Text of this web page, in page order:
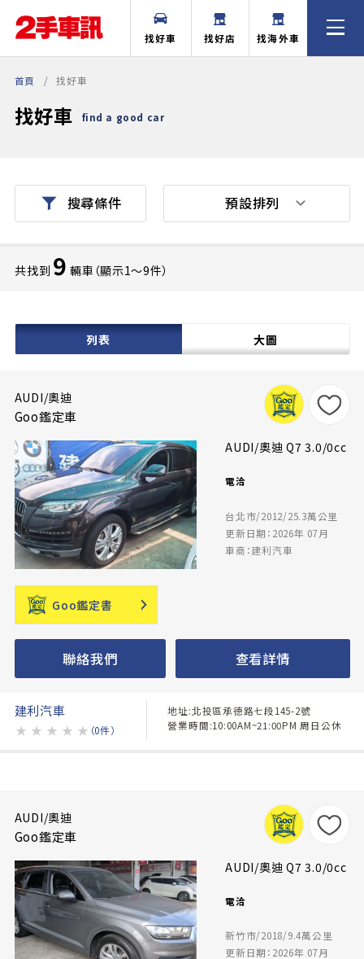
找好車 找好店 找海外車
首頁 找好車
找好車 find a good car
搜尋條件
共找到 9 輛車（顯示1〜9件）
列表 大圖
預設排列
AUDI/奧迪
Goo鑑定車
AUDI/奧迪 Q7 3.0/0cc
電洽
台北市/2012/25.3萬公里
更新日期：2026年 07月
車商：建利汽車
Goo鑑定書
聯絡我們 查看詳情
建利汽車
★ ★ ★ ★ ★ （0件）
地址:北投區承德路七段145-2號
營業時間:10:00AM~21:00PM 周日公休
AUDI/奧迪
Goo鑑定車
AUDI/奧迪 Q7 3.0/0cc
電洽
新竹市/2018/9.4萬公里
更新日期：2026年 07月